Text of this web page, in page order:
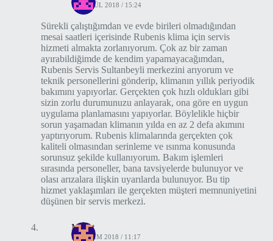
11 EYLÜL 2018 / 15:24
Sürekli çalıştığımdan ve evde birileri olmadığından
mesai saatleri içerisinde Rubenis klima için servis
hizmeti almakta zorlanıyorum. Çok az bir zaman
ayırabildiğimde de kendim yapamayacağımdan,
Rubenis Servis Sultanbeyli merkezini arıyorum ve
teknik personellerini gönderip, klimanın yıllık periyodik
bakımını yapıyorlar. Gerçekten çok hızlı oldukları gibi
sizin zorlu durumunuzu anlayarak, ona göre en uygun
uygulama planlamasını yapıyorlar. Böylelikle hiçbir
sorun yaşamadan klimanın yılda en az 2 defa akımını
yaptırıyorum. Rubenis klimalarında gerçekten çok
kaliteli olmasından serinleme ve ısınma konusunda
sorunsuz şekilde kullanıyorum. Bakım işlemleri
sırasında personeller, bana tavsiyelerde bulunuyor ve
olası arızalara ilişkin uyarılarda bulunuyor. Bu tip
hizmet yaklaşımları ile gerçekten müşteri memnuniyetini
düşünen bir servis merkezi.
Murat
20 KASIM 2018 / 11:17